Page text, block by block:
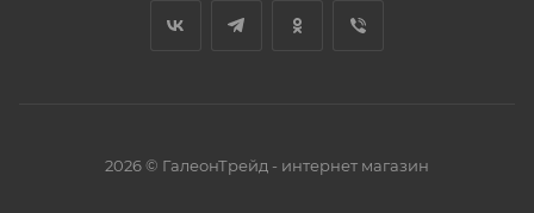
2026 © ГалеонТрейд - интернет магазин